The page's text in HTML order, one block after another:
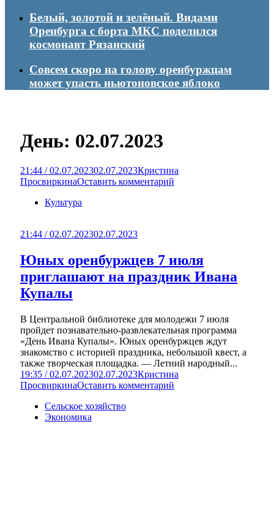
Белый, золотой и зелёный. Видами
Оренбурга с борта МКС поделился
космонавт Рязанский
Совсем скоро на голову оренбуржцам
может упасть ньютоновское яблоко
День: 02.07.2023
21:44 / 02.07.202302.07.2023Кристина
ПросвиркинаОставить комментарий
Культура
21:44 / 02.07.202302.07.2023
Юных оренбуржцев 7 июля
приглашают на праздник Ивана
Купалы
В Центральной библиотеке для молодежи 7 июля
пройдет познавательно-развлекательная программа
«День Ивана Купалы». Юных оренбуржцев ждут
знакомство с историей праздника, небольшой квест, а
также творческая площадка. — Летний народный...
19:35 / 02.07.202302.07.2023Кристина
ПросвиркинаОставить комментарий
Сельское хозяйство
Экономика